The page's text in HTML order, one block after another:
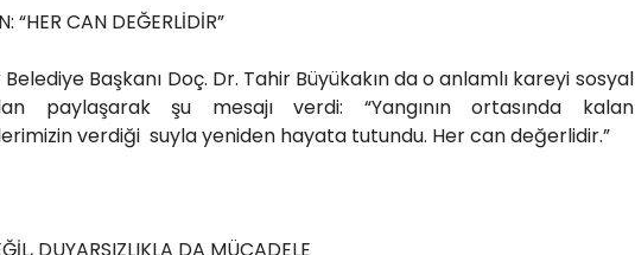
“HER CAN DEĞERLİDİR”
Başkanı Doç. Dr. Tahir Büyükakın da o anlamlı kareyi sosyal
paylaşarak şu mesajı verdi: “Yangının ortasında kalan
verdiği suyla yeniden hayata tutundu. Her can değerlidir.”
DUYARSIZLIKLA DA MÜCADELE